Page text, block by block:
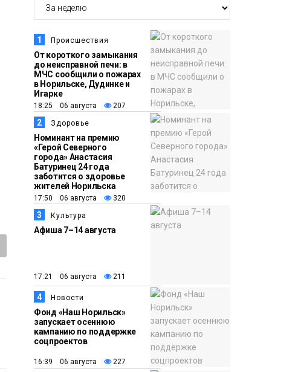
14:36
Плато
Путорана
На плато Путорана
создадут систему
наблюдения за вечной
мерзлотой и очистят
территорию от мусора
13:47
Новости
Заполярный
транспортный филиал
в Дудинке
заасфальтировал 47
тысяч «квадратов»
грузовых площадок
13:10
В Норильске лыжную
базу «Оль-Гуль»
12:25
Медиакомпании
Барнаул обошёл
Красноярск в
списке городов,
откуда приехали
норильчане
1 Происшествия
От короткого замыкания
до неисправной печи: в
МЧС сообщили о пожарах
в Норильске, Дудинке и
Игарке
18:25 06 августа 207
2 Здоровье
Номинант на премию
«Герой Северного
города» Анастасия
Батуринец 24 года
заботится о здоровье
жителей Норильска
17:50 06 августа 320
3 Культура
Афиша 7–14 августа
17:21 06 августа 211
4 Новости
Фонд «Наш Норильск»
запускает осеннюю
кампанию по поддержке
соцпроектов
16:39 06 августа 227